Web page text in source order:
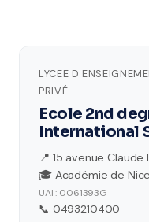
LYCEE D
PRIVÉ
Ecole 2nd
International
📍 15 avenue
🎓 Académie de Nice
UAI : 0061393G
📞 0493210400